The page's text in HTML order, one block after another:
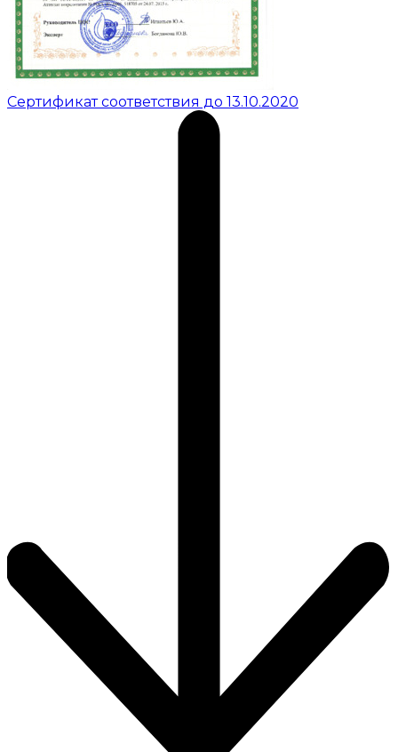
Сертификат соответствия до 13.10.2020